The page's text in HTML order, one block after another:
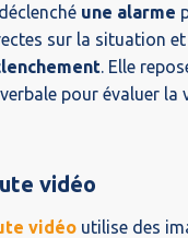
une alarme
sur la situation
. Elle
pour évaluer la
vidéo
vidéo utilise des